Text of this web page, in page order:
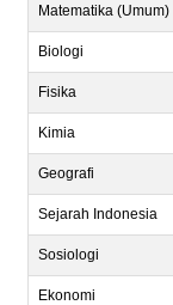
Matematika (Umum)
Biologi
Fisika
Kimia
Geografi
Sejarah Indonesia
Sosiologi
Ekonomi